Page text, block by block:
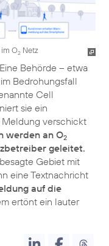
O2 Netz
Eine Behörde – etwa
Bedrohungsfall
Cell
sie ein
Meldung verschickt
werden an O2
geleitet.
Gebiet mit
eine Textnachricht
auf die
ertönt ein lauter